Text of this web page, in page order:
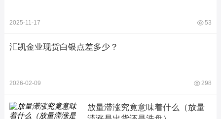
2025-11-17 53
汇凯金业现货白银点差多少？
2026-02-09 298
放量滞涨究竟意味着什么（放量